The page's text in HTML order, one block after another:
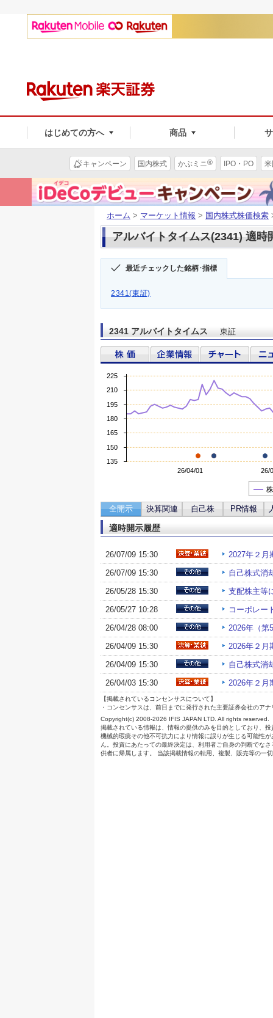
はじめての方へ 商品
キャンペーン 国内株式 かぶミニ® IPO・PO
ホーム > マーケット情報 > 国内株式株価検索
アルバイトタイムス(2341) 適時
最近チェックした銘柄･指標
2341(東証)
2341 アルバイトタイムス 東証